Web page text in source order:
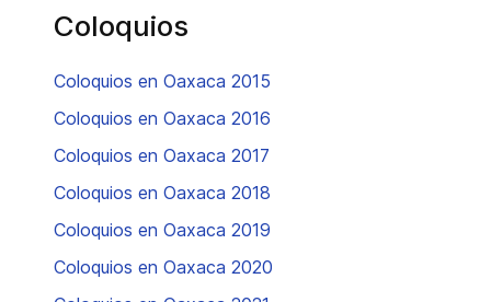
Coloquios
Coloquios en Oaxaca 2015
Coloquios en Oaxaca 2016
Coloquios en Oaxaca 2017
Coloquios en Oaxaca 2018
Coloquios en Oaxaca 2019
Coloquios en Oaxaca 2020